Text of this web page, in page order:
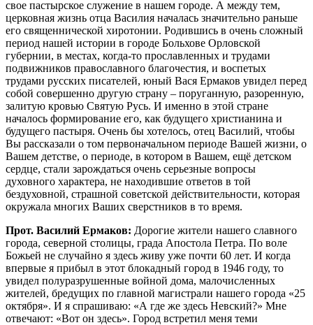
свое пастырское служение в нашем городе. А между тем,
церковная жизнь отца Василия началась значительно раньше
его священнической хиротонии. Родившись в очень сложный
период нашей истории в городе Больхове Орловской
губернии, в местах, когда-то прославленных и трудами
подвижников православного благочестия, и воспетых
трудами русских писателей, юный Вася Ермаков увидел перед
собой совершенно другую страну – поруганную, разоренную,
залитую кровью Святую Русь. И именно в этой стране
началось формирование его, как будущего христианина и
будущего пастыря. Очень бы хотелось, отец Василий, чтобы
Вы рассказали о том первоначальном периоде Вашей жизни, о
Вашем детстве, о периоде, в котором в Вашем, ещё детском
сердце, стали зарождаться очень серьезные вопросы
духовного характера, не находившие ответов в той
бездуховной, страшной советской действительности, которая
окружала многих Ваших сверстников в то время.
Прот. Василий Ермаков: Дорогие жители нашего славного
города, северной столицы, града Апостола Петра. По воле
Божьей не случайно я здесь живу уже почти 60 лет. И когда
впервые я прибыл в этот блокадный город в 1946 году, то
увидел полуразрушенные войной дома, малочисленных
жителей, бредущих по главной магистрали нашего города «25
октября». И я спрашиваю: «А где же здесь Невский?» Мне
отвечают: «Вот он здесь». Город встретил меня теми